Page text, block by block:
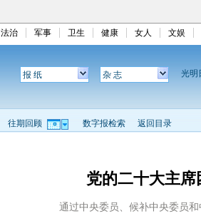
法治 军事 卫生 健康 女人 文娱
报 纸 杂 志 光明
往期回顾 数字报检索 返回目录
党的二十大主
通过中央委员、候补中央委员和